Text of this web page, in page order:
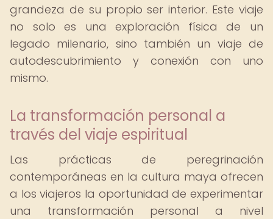
grandeza de su propio ser interior. Este viaje
no solo es una exploración física de un
legado milenario, sino también un viaje de
autodescubrimiento y conexión con uno
mismo.
La transformación personal a
través del viaje espiritual
Las prácticas de peregrinación
contemporáneas en la cultura maya ofrecen
a los viajeros la oportunidad de experimentar
una transformación personal a nivel